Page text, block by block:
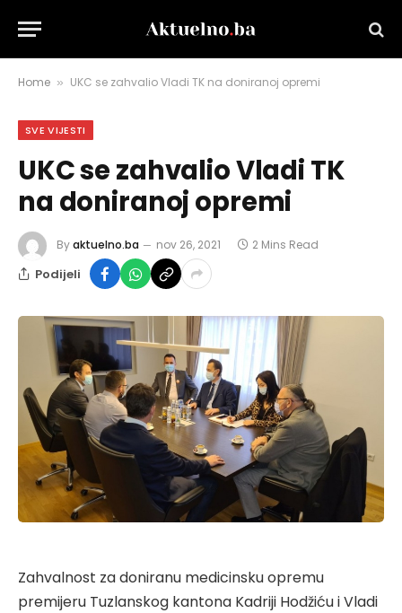
Home » UKC se zahvalio Vladi TK na doniranoj opremi
SVE VIJESTI
UKC se zahvalio Vladi TK
na doniranoj opremi
Byaktuelno.ba nov 26, 2021 2 Mins Read
Podijeli
Zahvalnost za doniranu medicinsku opremu
premijeru Tuzlanskog kantona Kadriji Hodžiću i Vladi